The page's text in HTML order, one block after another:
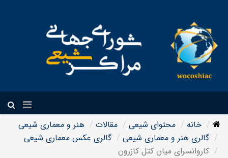
خانه محتوای شیعی مقالات
هنر و معماری شیعی
گالری هنر و معماری شیعی
گالری عکس معماری شیعی
کاروانسرای میان کتل کازرون